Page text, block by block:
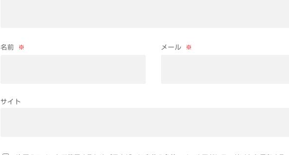
名前 ※ メール ※
サイト